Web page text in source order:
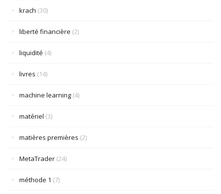
krach (30)
liberté financière (2)
liquidité (4)
livres (14)
machine learning (4)
matériel (3)
matières premières (2)
MetaTrader (24)
méthode 1 (7)